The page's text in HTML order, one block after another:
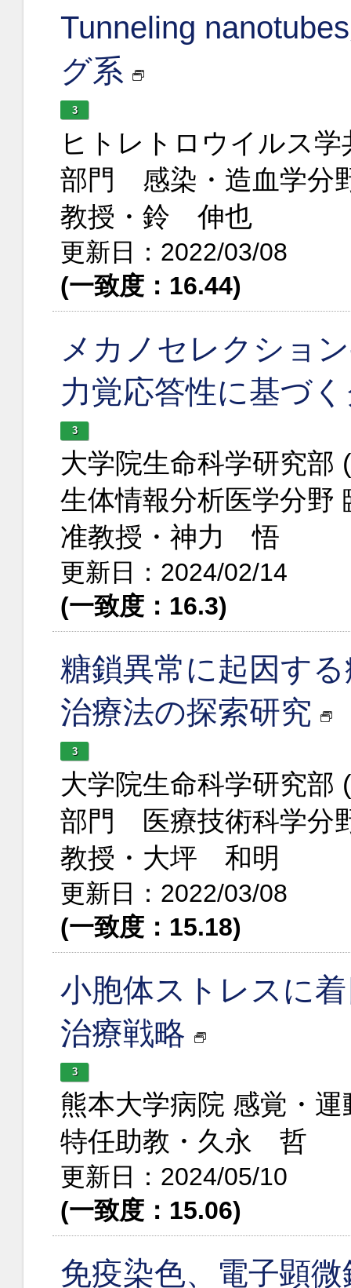
Tunneling
グ系
3
ヒトレトロウイルス
部門 感染・造血学分
教授・鈴 伸也
更新日：2022/03/08
(一致度：16.44)
メカノセレクショ
力覚応答性に基づ
3
大学院生命科学研究
生体情報分析医学分野
准教授・神力 悟
更新日：2024/02/14
(一致度：16.3)
糖鎖異常に起因す
治療法の探索研究
3
大学院生命科学研究部
部門 医療技術科学分
教授・大坪 和明
更新日：2022/03/08
(一致度：15.18)
小胞体ストレスに
治療戦略
3
熊本大学病院 感覚・
特任助教・久永 哲
更新日：2024/05/10
(一致度：15.06)
免疫染色、電子顕